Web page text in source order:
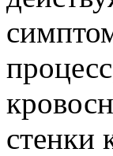
стенки